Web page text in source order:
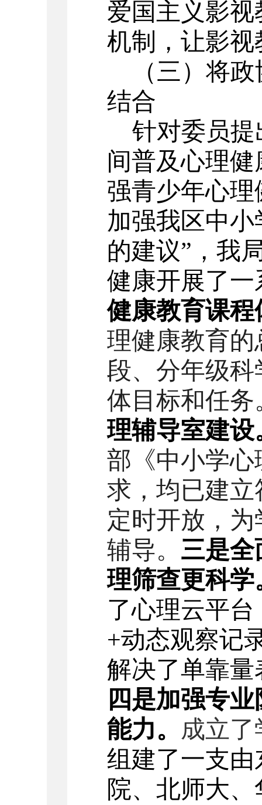
爱国主义影
机制，让影
（三） 将政
结合
针对委员提
间普及心理
强青少年心理
加强我区中
的建议”，我
健康开展了
健康教育课
理健康教育
段、分年级
体目标和任务
理辅导室建设
部《中小学
求 ， 均已建立
定时开放 ，为
辅导。 三是全
理筛查更科学
了心理云平台
+动态观察记
解决了单靠
四是加强专业
能力。 成立
组建了一支由
院、北师大